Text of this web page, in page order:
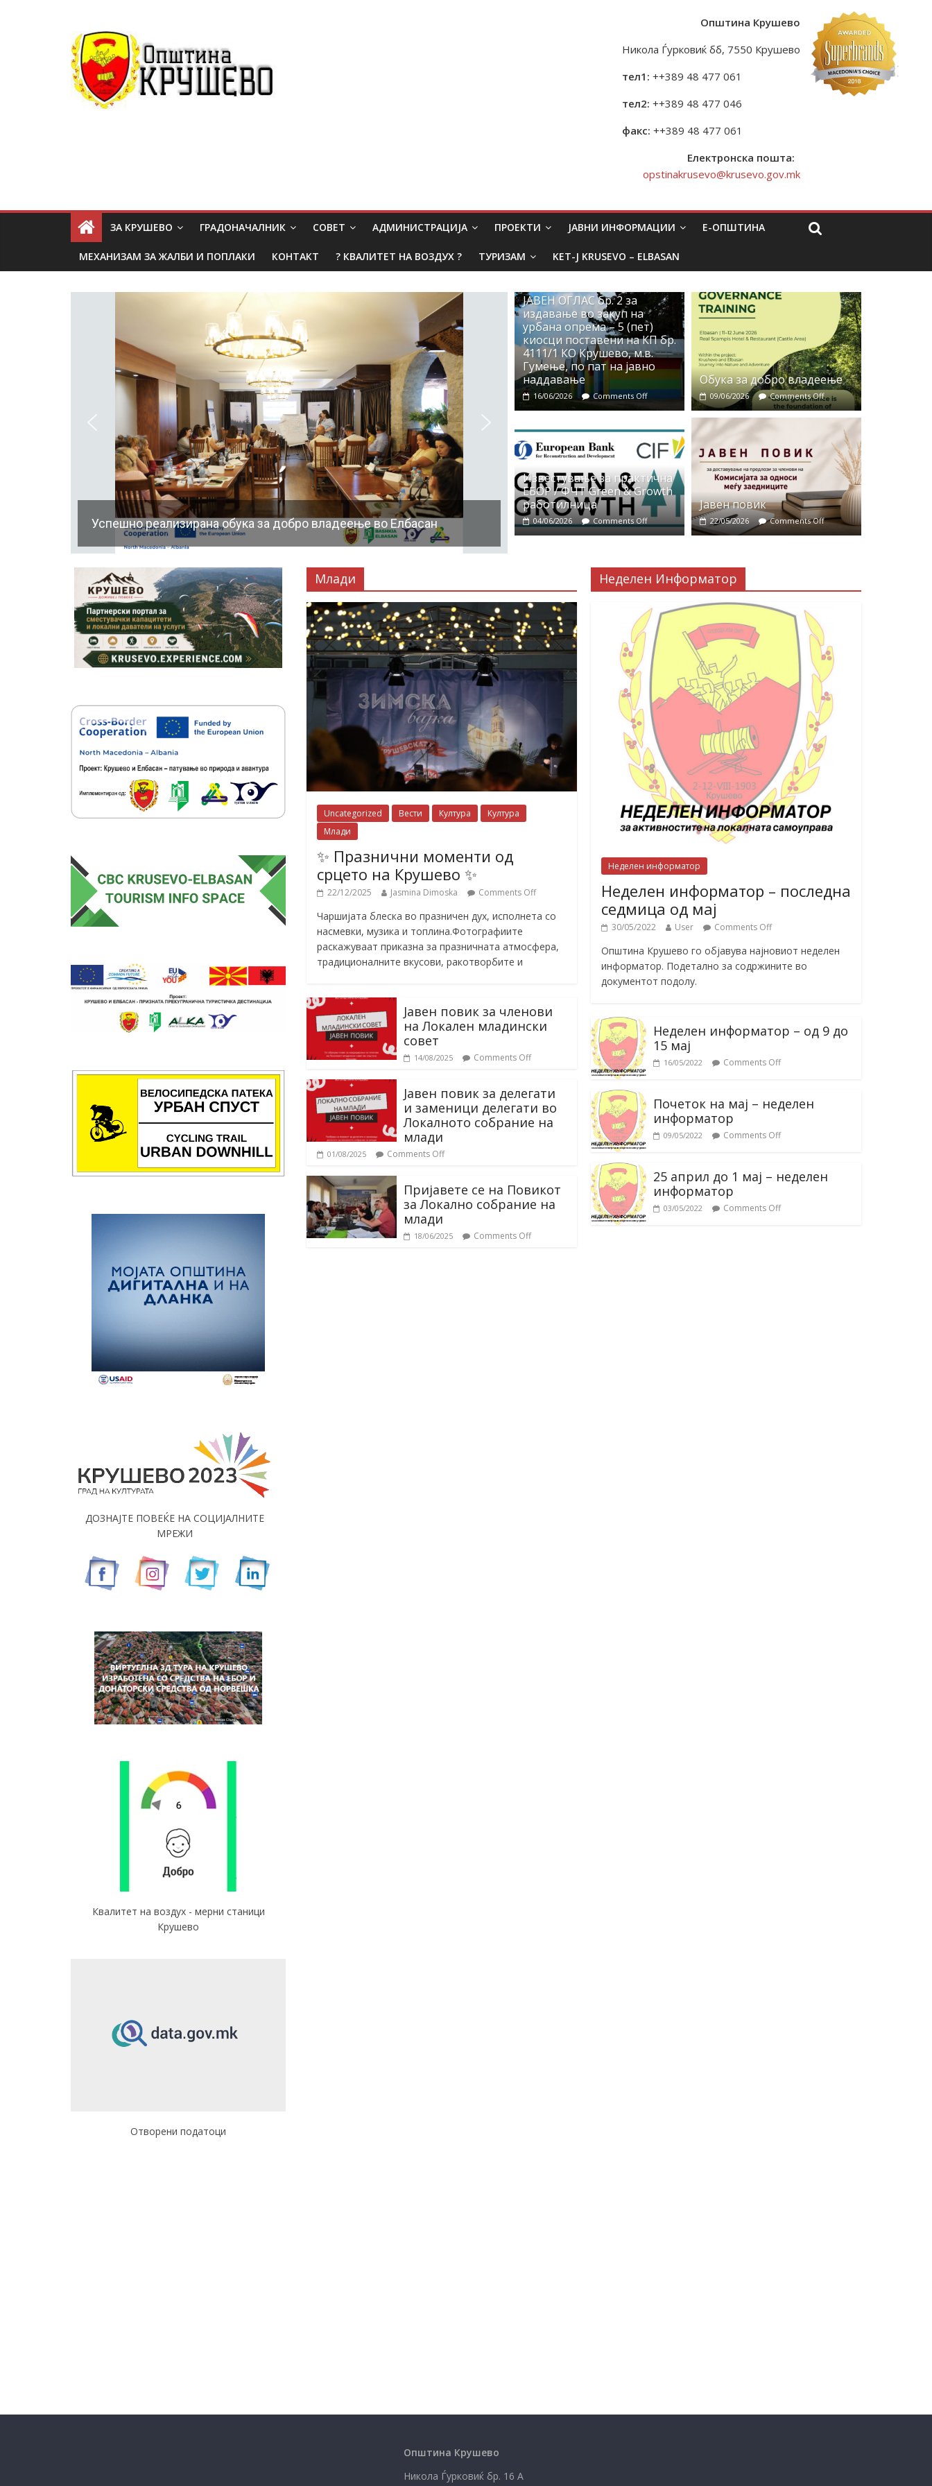
Општина Крушево
Никола Ѓурковиќ бб, 7550 Крушево
тел1: ++389 48 477 061
тел2: ++389 48 477 046
факс: ++389 48 477 061
Електронска пошта:
opstinakrusevo@krusevo.gov.mk
ЗА КРУШЕВО ГРАДОНАЧАЛНИК СОВЕТ АДМИНИСТРАЦИЈА ПРОЕКТИ ЈАВНИ ИНФОРМАЦИИ Е-ОПШТИНА
МЕХАНИЗАМ ЗА ЖАЛБИ И ПОПЛАКИ КОНТАКТ ? КВАЛИТЕТ НА ВОЗДУХ ? ТУРИЗАМ KET-J KRUSEVO – ELBASAN
Успешно реализирана обука за добро владеење во Елбасан
ЈАВЕН ОГЛАС бр. 2 за
издавање во закуп на
урбана опрема – 5 (пет)
киосци поставени на КП бр.
4111/1 КО Крушево, м.в.
Гумење, по пат на јавно
наддавање
16/06/2026 Comments Off
Обука за добро владеење
09/06/2026 Comments Off
Известување за практична
ЕБОР / ФЧТ Green & Growth
работилница
04/06/2026 Comments Off
Јавен повик
22/05/2026 Comments Off
Млади
Uncategorized Вести Култура
Култура
Млади
✨ Празнични моменти од
срцето на Крушево ✨
22/12/2025 Jasmina Dimoska Comments Off
Чаршијата блеска во празничен дух, исполнета со
насмевки, музика и топлина.Фотографиите
раскажуваат приказна за празничната атмосфера,
традиционалните вкусови, ракотворбите и
Јавен повик за членови
на Локален младински
совет
14/08/2025 Comments Off
Јавен повик за делегати
и заменици делегати во
Локалното собрание на
млади
01/08/2025 Comments Off
Пријавете се на Повикот
за Локално собрание на
млади
18/06/2025 Comments Off
Неделен Информатор
Неделен информатор
Неделен информатор – последна
седмица од мај
30/05/2022 User Comments Off
Општина Крушево го објавува најновиот неделен
информатор. Подетално за содржините во
документот подолу.
Неделен информатор – од 9 до
15 мај
16/05/2022 Comments Off
Почеток на мај – неделен
информатор
09/05/2022 Comments Off
25 април до 1 мај – неделен
информатор
03/05/2022 Comments Off
ДОЗНАЈТЕ ПОВЕЌЕ НА СОЦИЈАЛНИТЕ
МРЕЖИ
Квалитет на воздух - мерни станици
Крушево
Отворени податоци
Општина Крушево
Никола Ѓурковиќ бр. 16 А